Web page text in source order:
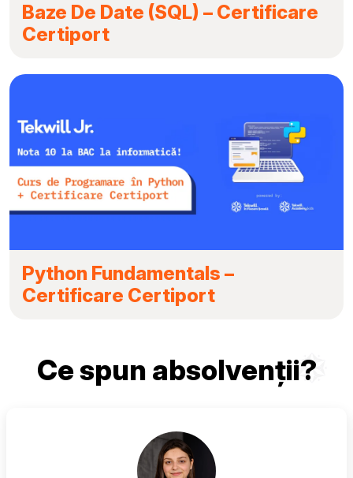
Baze De Date (SQL) – Certificare
Certiport
Python Fundamentals –
Certificare Certiport
Ce spun absolvenții?